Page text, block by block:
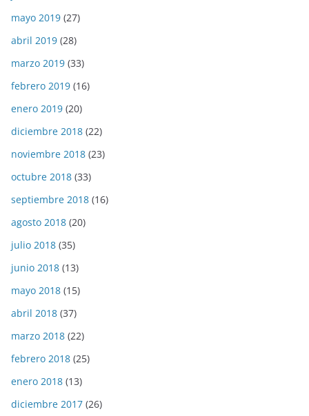
mayo 2019 (27)
abril 2019 (28)
marzo 2019 (33)
febrero 2019 (16)
enero 2019 (20)
diciembre 2018 (22)
noviembre 2018 (23)
octubre 2018 (33)
septiembre 2018 (16)
agosto 2018 (20)
julio 2018 (35)
junio 2018 (13)
mayo 2018 (15)
abril 2018 (37)
marzo 2018 (22)
febrero 2018 (25)
enero 2018 (13)
diciembre 2017 (26)